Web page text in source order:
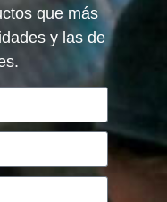
que más
y las de